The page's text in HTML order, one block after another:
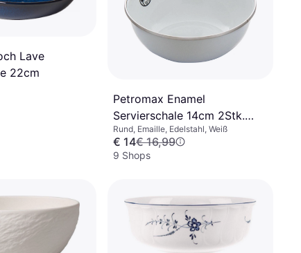
Lave
22cm
Petromax Enamel
Servierschale 14cm 2Stk.
0.6L
Rund, Emaille, Edelstahl, Weiß
€ 14€ 16,99
9 Shops